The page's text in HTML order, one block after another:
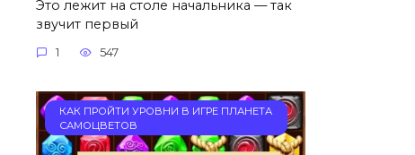
Это лежит на столе начальника — так
звучит первый
1 547
КАК ПРОЙТИ УРОВНИ В ИГРЕ ПЛАНЕТА
САМОЦВЕТОВ